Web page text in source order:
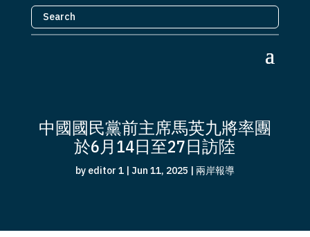
中國國民黨前主席馬英九將率團
於6月14日至27日訪陸
by editor 1| Jun 11, 2025 | 兩岸報導